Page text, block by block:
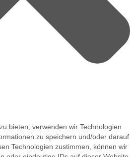
bieten, verwenden wir Technologien
zu speichern und/oder darauf
Technologien zustimmen, können wir